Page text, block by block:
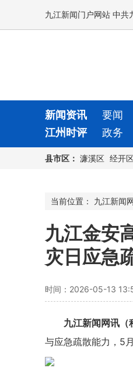
九江新闻门户网站 中
新闻资讯 要闻
江州时评
政务
县市区： 濂溪区 经开
当前位置： 九江新闻
九江金安
灾日应急
时间：2026-05-13
九江新闻网讯
与应急疏散能力，5